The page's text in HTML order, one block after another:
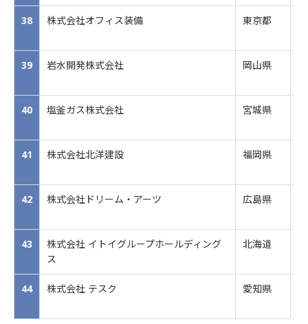
38 株式会社オフィス装備 東京都
39 岩水開発株式会社 岡山県
40 塩釜ガス株式会社 宮城県
41 株式会社北洋建設 福岡県
42 株式会社ドリーム・アーツ 広島県
43
株式会社 イトイグループホールディング
ス
北海道
44 株式会社 テスク 愛知県